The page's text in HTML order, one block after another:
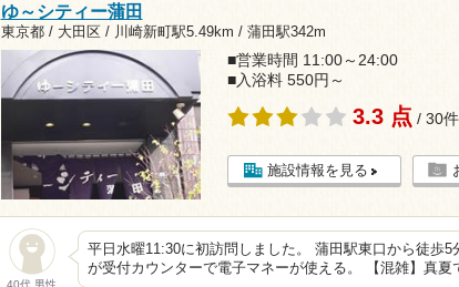
ゆ～シティー蒲田
東京都 / 大田区 / 川崎新町駅5.49km / 蒲田駅342m
■営業時間 11:00～24:00
■入浴料 550円～
3.3 点 / 30件
施設情報を見る
平日水曜11:30に初訪問しました。 蒲田駅東口から徒歩
が受付カウンターで電子マネーが使える。 【混雑】真夏